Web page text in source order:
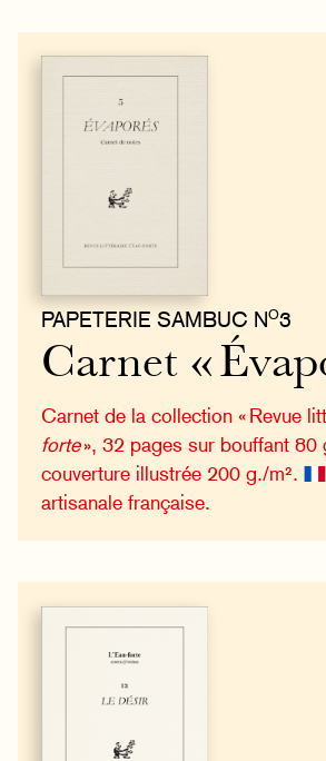
PAPETERIE SAMBUC NO3
Carnet «
Carnet de la collection « Revue
forte», 32 pages sur bouffant 80
couverture illustrée 200 g./m².
artisanale française.